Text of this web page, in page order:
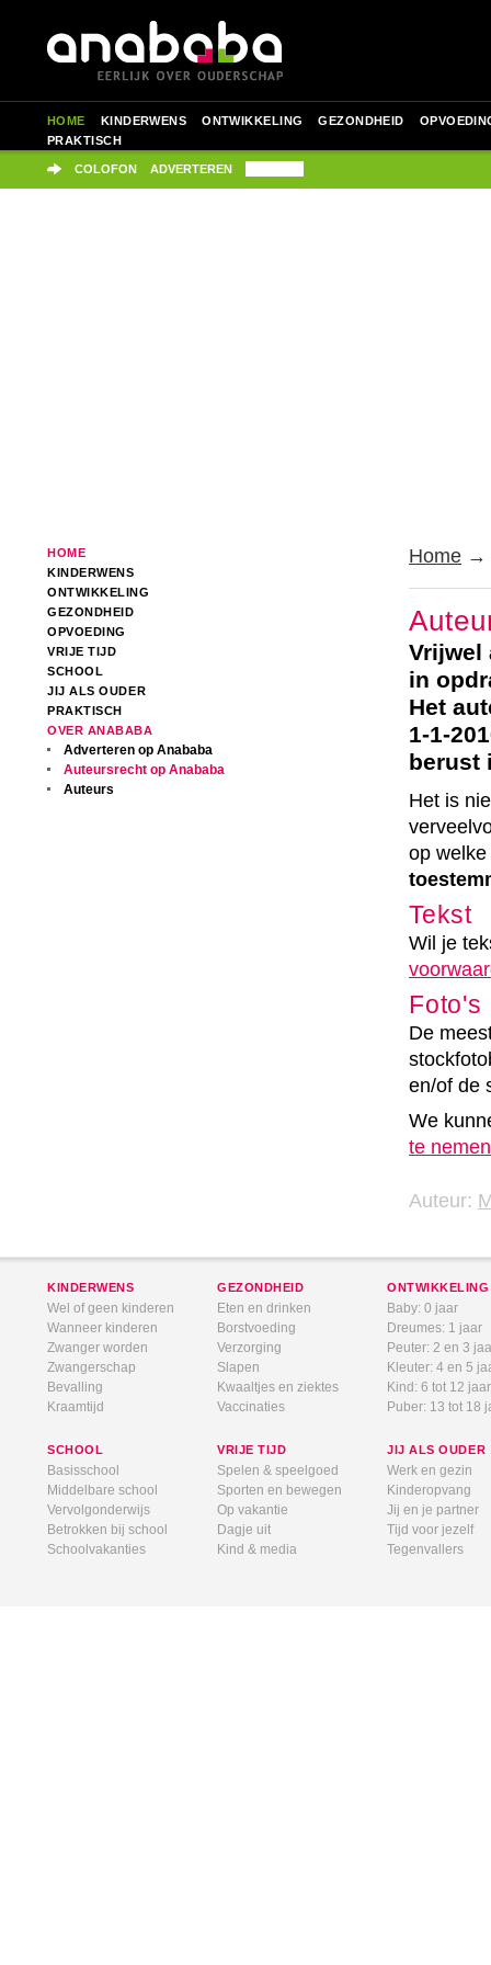
HOME KINDERWENS ONTWIKKELING GEZONDHEID
PRAKTISCH
COLOFON ADVERTEREN
HOME
KINDERWENS
ONTWIKKELING
GEZONDHEID
OPVOEDING
VRIJE TIJD
SCHOOL
JIJ ALS OUDER
PRAKTISCH
OVER ANABABA
Adverteren op Anababa
Auteursrecht op Anababa
Auteurs
Home →
Vrijwel
in
Het
1-1-
berust
Het is
op
Tekst
Wil je
Foto's
De
en/of de
We
te nemen
Auteur:
KINDERWENS
Wel of geen kinderen
Wanneer kinderen
Zwanger worden
Zwangerschap
Bevalling
Kraamtijd
GEZONDHEID
Eten en drinken
Borstvoeding
Verzorging
Slapen
Kwaaltjes en ziektes
Vaccinaties
ONTWIKKELING
Baby: 0 jaar
Dreumes: 1 jaar
Peuter: 2 en 3
Kleuter: 4 en 5
Kind: 6 tot 12 jaar
Puber: 13 tot 18
SCHOOL
Basisschool
Middelbare school
Vervolgonderwijs
Betrokken bij school
Schoolvakanties
VRIJE TIJD
Spelen & speelgoed
Sporten en bewegen
Op vakantie
Dagje uit
Kind & media
JIJ ALS OUDER
Werk en gezin
Kinderopvang
Jij en je partner
Tijd voor jezelf
Tegenvallers